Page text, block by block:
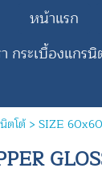
หน้าแรก
กระเบื้องแกรนิ
ตโต้> SIZE 60x60